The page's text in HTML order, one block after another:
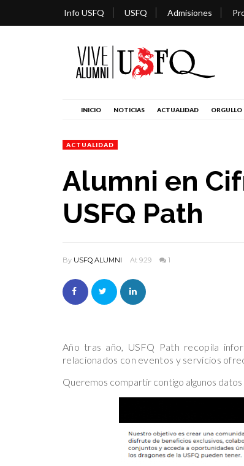
Info USFQ USFQ Admisiones
INICIO NOTICIAS ACTUALIDAD ORGULLO
ACTUALIDAD
Alumni en
USFQ Path
By USFQ ALUMNI At 9:29 1
Año tras año, USFQ Path recopila
relacionados con eventos y servicios
Queremos compartir contigo algunos